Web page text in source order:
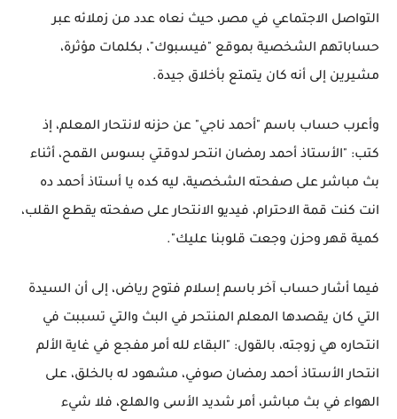
التواصل الاجتماعي في مصر، حيث نعاه عدد من زملائه عبر
حساباتهم الشخصية بموقع "فيسبوك"، بكلمات مؤثرة،
مشيرين إلى أنه كان يتمتع بأخلاق جيدة.
وأعرب حساب باسم "أحمد ناجي" عن حزنه لانتحار المعلم، إذ
كتب: "الأستاذ أحمد رمضان انتحر لدوقتي بسوس القمح، أثناء
بث مباشر على صفحته الشخصية، ليه كده يا أستاذ أحمد ده
انت كنت قمة الاحترام، فيديو الانتحار على صفحته يقطع القلب،
كمية قهر وحزن وجعت قلوبنا عليك".
فيما أشار حساب آخر باسم إسلام فتوح رياض، إلى أن السيدة
التي كان يقصدها المعلم المنتحر في البث والتي تسببت في
انتحاره هي زوجته، بالقول: "البقاء لله أمر مفجع في غاية الألم
انتحار الأستاذ أحمد رمضان صوفي، مشهود له بالخلق، على
الهواء في بث مباشر، أمر شديد الأسى والهلع، فلا شيء